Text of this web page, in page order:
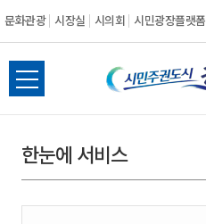
문화관광 시장실 시의회 시민광장플랫폼
시
민
권
전
체
뉴
열
한눈에 서비스